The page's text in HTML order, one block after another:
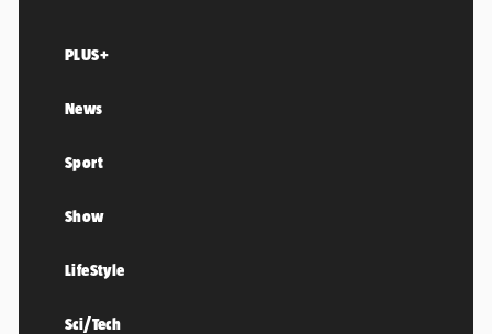
PLUS+
News
Sport
Show
LifeStyle
Sci/Tech